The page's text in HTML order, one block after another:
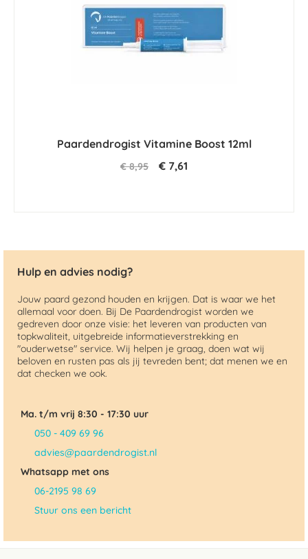
Paardendrogist Vitamine Boost 12ml
€ 8,95 € 7,61
Hulp en advies nodig?
Jouw paard gezond houden en krijgen. Dat is waar we het
allemaal voor doen. Bij De Paardendrogist worden we
gedreven door onze visie: het leveren van producten van
topkwaliteit, uitgebreide informatieverstrekking en
"ouderwetse" service. Wij helpen je graag, doen wat wij
beloven en rusten pas als jij tevreden bent; dat menen we en
dat checken we ook.
Ma. t/m vrij 8:30 - 17:30 uur
050 - 409 69 96
advies@paardendrogist.nl
Whatsapp met ons
06-2195 98 69
Stuur ons een bericht